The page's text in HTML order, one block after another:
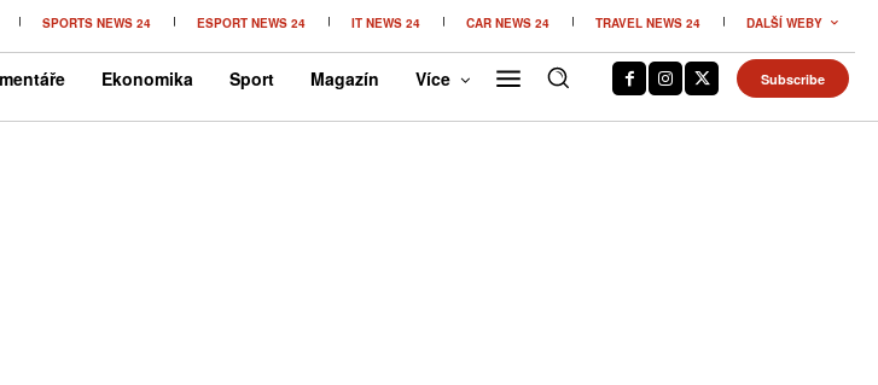
SPORTS NEWS 24 ESPORT NEWS 24 IT NEWS 24 CAR NEWS 24 TRAVEL NEWS 24 DALŠÍ WEBY
Ekonomika Sport Magazín Více Subscribe